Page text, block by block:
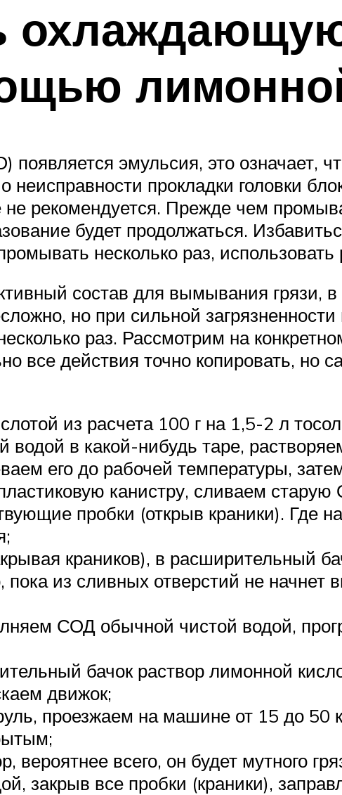
эмульсия, это означает,
неисправности прокладки головки
рекомендуется. Прежде чем
будет продолжаться.
несколько раз,
состав для вымывания грязи,
но при сильной
раз. Рассмотрим на
все действия точно копировать, но
из расчета 100 г на 1,5-2 л
в какой-нибудь таре,
его до рабочей температуры,
канистру, сливаем
пробки (открыв краники). Где
краников), в расширительный
из сливных отверстий не начнет
СОД обычной чистой водой,
бачок раствор лимонной
движок;
проезжаем на машине от 15 до 50
вероятнее всего, он будет мутного
закрыв все пробки (краники),